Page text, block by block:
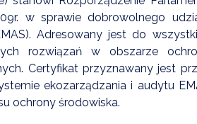
ZDROWIE
ROLNICTWO
CZYSTE
w sprawie dobrowolnego
Adresowany jest do
rozwiązań w obszarze
Certyfikat przyznawany jest
ekozarządzania i audytu
ochrony środowiska.